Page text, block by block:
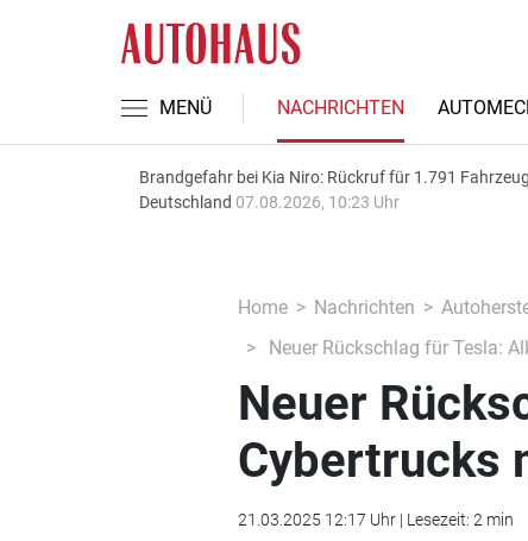
MENÜ NACHRICHTEN
Brandgefahr bei Kia Niro: Rückruf für 1.791
Deutschland 07.08.2026, 10:23 Uhr
Home Nachrichten
Neuer Rückschlag für Tesla:
Neuer
Cybertrucks
21.03.2025 12:17 Uhr | Lesezeit: 2 min